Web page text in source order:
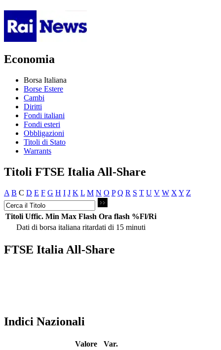
Economia
Borsa Italiana
Borse Estere
Cambi
Diritti
Fondi italiani
Fondi esteri
Obbligazioni
Titoli di Stato
Warrants
Titoli FTSE Italia All-Share
A B C D E F G H I J K L M N O P Q R S T U V W X Y Z
Titoli Uffic. Min Max Flash Ora flash %Fl/Ri
Dati di borsa italiana ritardati di 15 minuti
FTSE Italia All-Share
Indici Nazionali
Valore
Var.